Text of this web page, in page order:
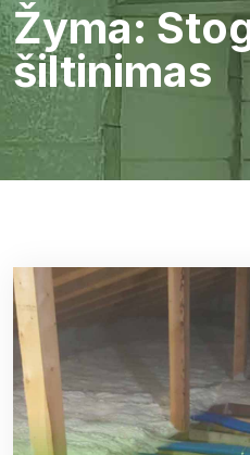
Žyma:
šiltinimas